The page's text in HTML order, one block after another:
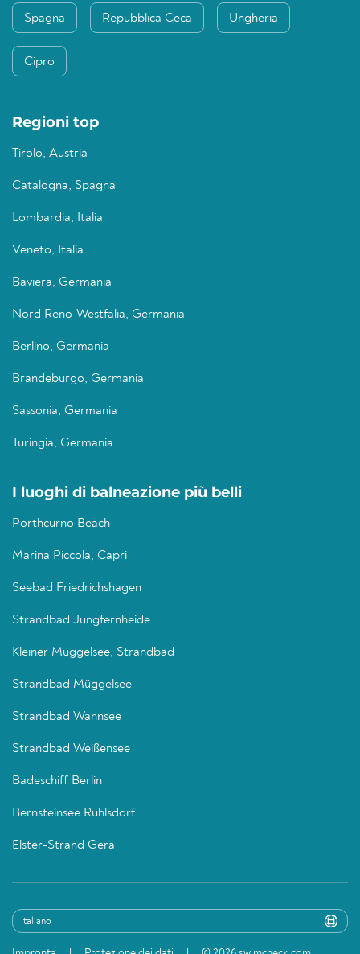
Spagna Repubblica Ceca Ungheria
Cipro
Regioni top
Tirolo, Austria
Catalogna, Spagna
Lombardia, Italia
Veneto, Italia
Baviera, Germania
Nord Reno-Westfalia, Germania
Berlino, Germania
Brandeburgo, Germania
Sassonia, Germania
Turingia, Germania
I luoghi di balneazione più belli
Porthcurno Beach
Marina Piccola, Capri
Seebad Friedrichshagen
Strandbad Jungfernheide
Kleiner Müggelsee, Strandbad
Strandbad Müggelsee
Strandbad Wannsee
Strandbad Weißensee
Badeschiff Berlin
Bernsteinsee Ruhlsdorf
Elster-Strand Gera